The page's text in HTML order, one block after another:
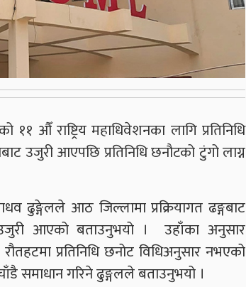
११ औँ राष्ट्रिय महाधिवेशनका लागि प्रतिनिधि
उजुरी आएपछि प्रतिनिधि छनौटको टुंगो लाग्न
ढुङ्गेलले आठ जिल्लामा प्रक्रियागत ढङ्गबाट
उजुरी आएको बताउनुभयो । उहाँका अनुसार
प्रतिनिधि छनोट विधिअनुसार नभएको
समाधान गरिने ढुङ्गलले बताउनुभयो ।